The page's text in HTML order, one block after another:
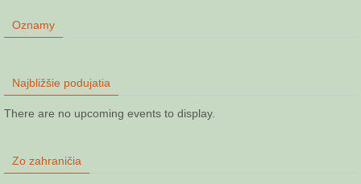
Oznamy
Najbližšie podujatia
There are no upcoming events to display.
Zo zahraničia